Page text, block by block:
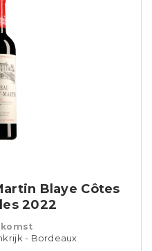
Blaye Côtes
2022
- Bordeaux